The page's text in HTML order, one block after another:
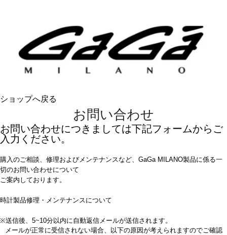
ショップへ戻る
お問い合わせ
お問い合わせにつきましては下記フォームからご
入力ください。
購入のご相談、修理およびメンテナンスなど、GaGa MILANO製品に係る一
切のお問い合わせについて
ご案内しております。
時計製品修理・メンテナンスについて
※送信後、5~10分以内に自動返信メールが送信されます。
メールが正常に受信されない場合、以下の原因が考えられますのでご確認